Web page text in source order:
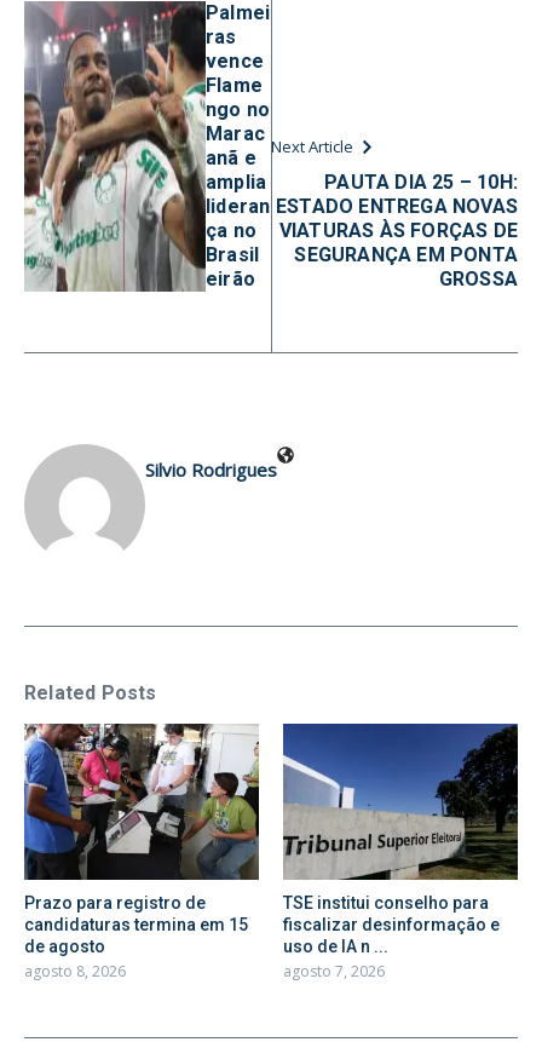
Palmei
ras
vence
Flame
ngo no
Marac
anã e
amplia
lideran
ça no
Brasil
eirão
Next Article
PAUTA DIA 25 – 10H:
ESTADO ENTREGA NOVAS
VIATURAS ÀS FORÇAS DE
SEGURANÇA EM PONTA
GROSSA
Silvio Rodrigues
Related Posts
Prazo para registro de
candidaturas termina em 15
de agosto
agosto 8, 2026
TSE institui conselho para
fiscalizar desinformação e
uso de IA n ...
agosto 7, 2026